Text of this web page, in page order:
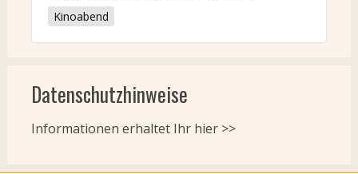
Kinoabend
Datenschutzhinweise
Informationen erhaltet Ihr hier >>